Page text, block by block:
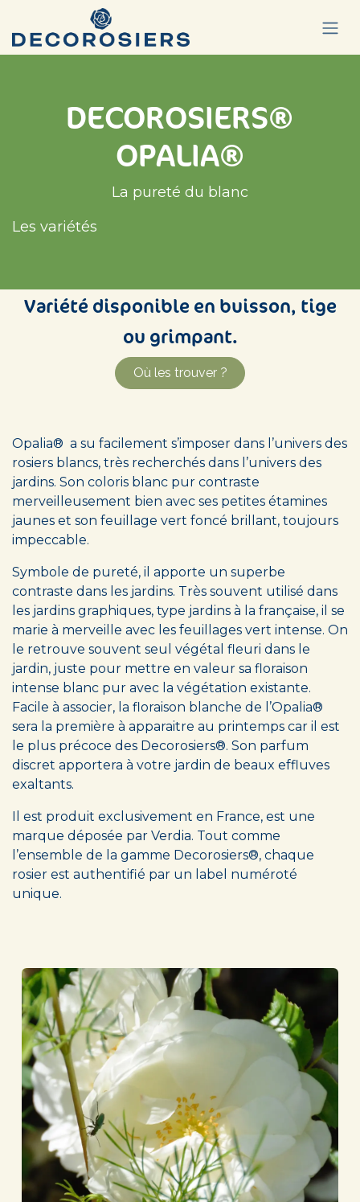
Se rendre au contenu
DECOROSIERS®
OPALIA®
La pureté du blanc
Les variétés
Variété disponible en buisson, tige
ou grimpant.
Où les trouver ?
Opalia® a su facilement s’imposer dans l’univers des
rosiers blancs, très recherchés dans l’univers des
jardins. Son coloris blanc pur contraste
merveilleusement bien avec ses petites étamines
jaunes et son feuillage vert foncé brillant, toujours
impeccable.
Symbole de pureté, il apporte un superbe
contraste dans les jardins. Très souvent utilisé dans
les jardins graphiques, type jardins à la française, il se
marie à merveille avec les feuillages vert intense. On
le retrouve souvent seul végétal fleuri dans le
jardin, juste pour mettre en valeur sa floraison
intense blanc pur avec la végétation existante.
Facile à associer, la floraison blanche de l’Opalia®
sera la première à apparaitre au printemps car il est
le plus précoce des Decorosiers®. Son parfum
discret apportera à votre jardin de beaux effluves
exaltants.
Il est produit exclusivement en France, est une
marque déposée par Verdia. Tout comme
l’ensemble de la gamme Decorosiers®, chaque
rosier est authentifié par un label numéroté
unique.